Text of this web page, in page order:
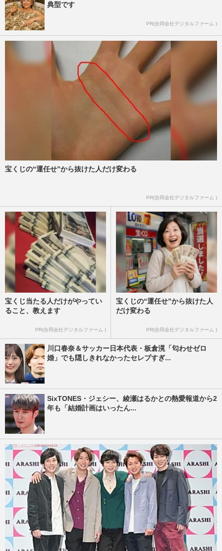
典型です
PR(合同会社デジタルファーム )
宝くじの“運任せ”から抜けた人だけ変わる
PR(合同会社デジタルファーム )
宝くじ当たる人だけがやってい
ること、教えます
PR(合同会社デジタルファーム )
宝くじの“運任せ”から抜けた人
だけ変わる
PR(合同会社デジタルファーム )
川口春奈＆サッカー日本代表・板倉滉「匂わせゼロ
婚」でも隠しきれなかったセレブすぎ...
SixTONES・ジェシー、綾瀬はるかとの熱愛報道から2
年も「結婚計画はいったん...